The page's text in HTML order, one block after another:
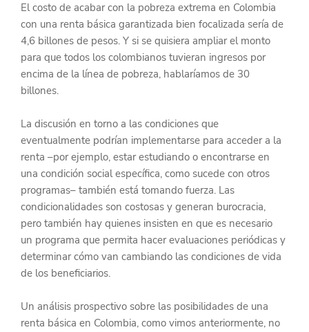
El costo de acabar con la pobreza extrema en Colombia
con una renta básica garantizada bien focalizada sería de
4,6 billones de pesos. Y si se quisiera ampliar el monto
para que todos los colombianos tuvieran ingresos por
encima de la línea de pobreza, hablaríamos de 30
billones.
La discusión en torno a las condiciones que
eventualmente podrían implementarse para acceder a la
renta –por ejemplo, estar estudiando o encontrarse en
una condición social específica, como sucede con otros
programas– también está tomando fuerza. Las
condicionalidades son costosas y generan burocracia,
pero también hay quienes insisten en que es necesario
un programa que permita hacer evaluaciones periódicas y
determinar cómo van cambiando las condiciones de vida
de los beneficiarios.
Un análisis prospectivo sobre las posibilidades de una
renta básica en Colombia, como vimos anteriormente, no